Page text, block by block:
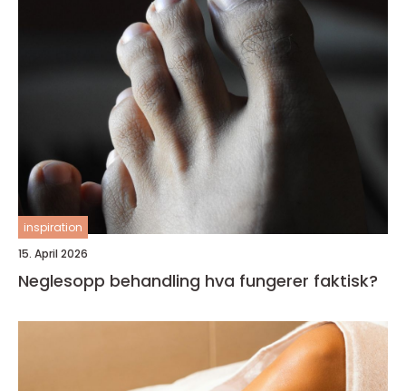
inspiration
15. April 2026
Neglesopp behandling hva fungerer faktisk?